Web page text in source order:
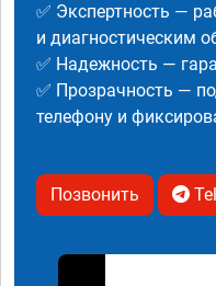
✅ Экспертность —
и диагностическим
✅ Надежность —
✅ Прозрачность —
телефону и
Позвонить